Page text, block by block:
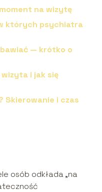
na wizytę
których psychiatra
— krótko o
i jak się
Skierowanie i czas
osób odkłada „na